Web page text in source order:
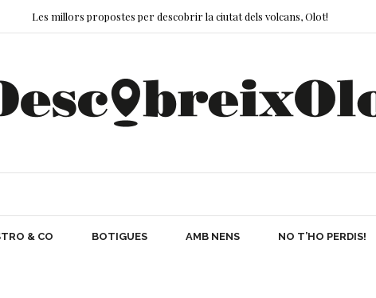
Les millors propostes per descobrir la ciutat dels volcans, Olot!
& CO BOTIGUES AMB NENS NO T’HO PERDIS!
& CO BOTIGUES AMB NENS NO T’HO PERDIS!